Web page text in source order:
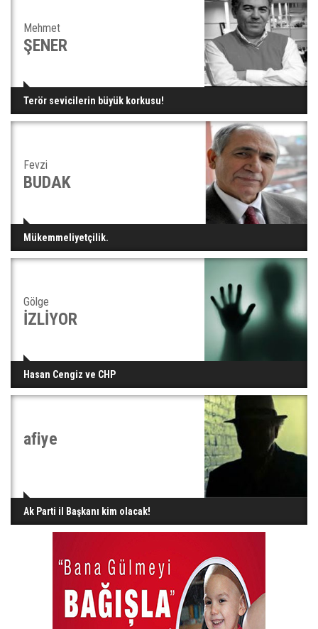
Mehmet
ŞENER
Terör sevicilerin büyük korkusu!
Fevzi
BUDAK
Mükemmeliyetçilik.
Gölge
İZLİYOR
Hasan Cengiz ve CHP
afiye
Ak Parti il Başkanı kim olacak!